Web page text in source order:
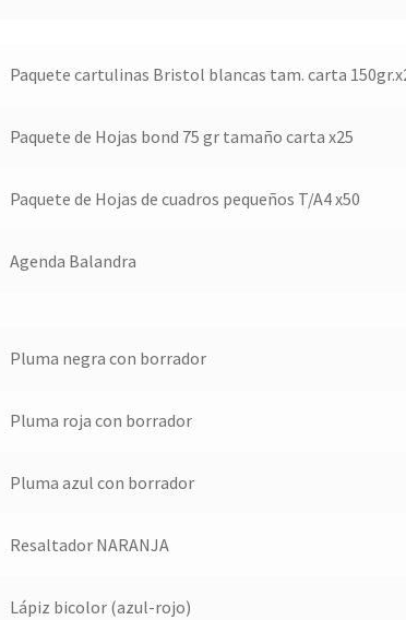
Paquete cartulinas Bristol blancas tam. carta
Paquete de Hojas bond 75 gr tamaño carta x25
Paquete de Hojas de cuadros pequeños T/A4 x50
Agenda Balandra
Pluma negra con borrador
Pluma roja con borrador
Pluma azul con borrador
Resaltador NARANJA
Lápiz bicolor (azul-rojo)